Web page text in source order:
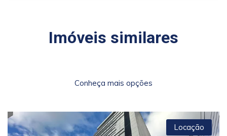
Imóveis similares
Conheça mais opções
Locação